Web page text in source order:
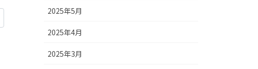
2025年5月
2025年4月
2025年3月